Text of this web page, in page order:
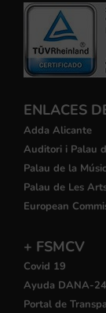
ENLACES
Adda Alicante
Auditori i Palau
Palau de la
Palau de Les
European
+ FSMCV
Covid 19
Ayuda DANA-24
Portal de